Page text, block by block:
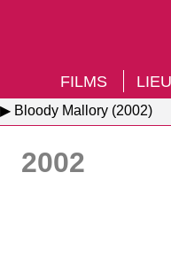
FILMS
Bloody Mallory (2002)
2002